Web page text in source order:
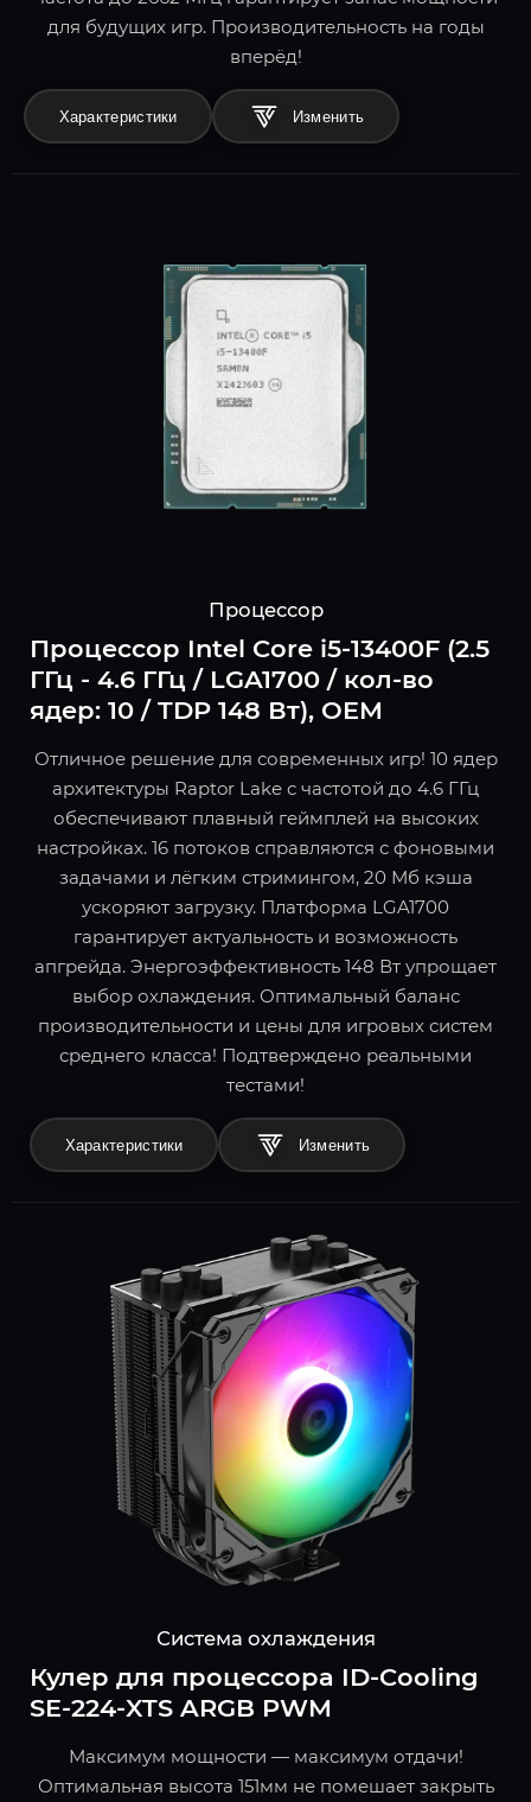
для будущих игр. Производительность на годы
вперёд!
Характеристики
Процессор
Процессор Intel Core i5-13400F (2.5
ГГц - 4.6 ГГц / LGA1700 / кол-во
ядер: 10 / TDP 148 Вт), OEM
Отличное решение для современных игр! 10 ядер
архитектуры Raptor Lake с частотой до 4.6 ГГц
обеспечивают плавный геймплей на высоких
настройках. 16 потоков справляются с фоновыми
задачами и лёгким стримингом, 20 Мб кэша
ускоряют загрузку. Платформа LGA1700
гарантирует актуальность и возможность
апгрейда. Энергоэффективность 148 Вт упрощает
выбор охлаждения. Оптимальный баланс
производительности и цены для игровых систем
среднего класса! Подтверждено реальными
тестами!
Характеристики
Система охлаждения
Кулер для процессора ID-Cooling
SE-224-XTS ARGB PWM
Максимум мощности — максимум отдачи!
Оптимальная высота 151мм не помешает закрыть